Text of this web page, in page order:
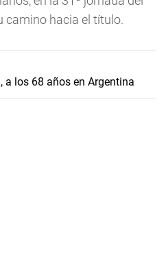
camino hacia el título.
a los 68 años en Argentina